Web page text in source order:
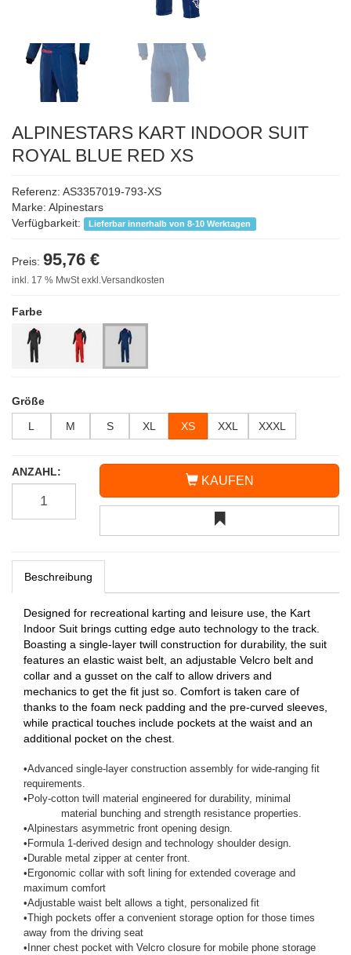
ALPINESTARS KART INDOOR SUIT
ROYAL BLUE RED XS
Referenz: AS3357019-793-XS
Marke: Alpinestars
Verfügbarkeit:
Lieferbar innerhalb von 8-10 Werktagen
Preis: 95,76 €
inkl. 17 % MwSt exkl.Versandkosten
Farbe
Größe
L
M S XL XS XXL XXXL
ANZAHL:
KAUFEN
Beschreibung
Designed for recreational karting and leisure use, the Kart
Indoor Suit brings cutting edge auto technology to the track.
Boasting a single-layer twill construction for durability, the suit
features an elastic waist belt, an adjustable Velcro belt and
collar and a gusset on the calf to allow drivers and
mechanics to get the fit just so. Comfort is taken care of
thanks to the foam neck padding and the pre-curved sleeves,
while practical touches include pockets at the waist and an
additional pocket on the chest.
•Advanced single-layer construction assembly for wide-ranging fit
requirements.
• Poly-cotton twill material engineered for durability, minimal
material bunching and strength resistance properties.
•Alpinestars asymmetric front opening design.
• Formula 1-derived design and technology shoulder design.
• Durable metal zipper at center front.
• Ergonomic collar with soft lining for extended coverage and
maximum comfort
•Adjustable waist belt allows a tight, personalized fit
•Thigh pockets offer a convenient storage option for those times
away from the driving seat
• Inner chest pocket with Velcro closure for mobile phone storage